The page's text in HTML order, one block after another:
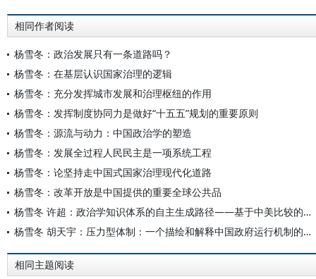
相同作者阅读
杨雪冬：政治发展只有一条道路吗？
杨雪冬：在基层认识国家治理的逻辑
杨雪冬：充分发挥城市发展和治理枢纽的作用
杨雪冬：发挥制度协同力是做好“十五五”规划的重要原则
杨雪冬：源流与动力：中国政治学的塑造
杨雪冬：发展全过程人民民主是一项系统工程
杨雪冬：论坚持走中国式国家治理现代化道路
杨雪冬：改革开放是中国提供的重要全球公共品
杨雪冬 许超：政治学知识体系的自主生成路径——基于中美比较的视角
杨雪冬 胡天宇：压力型体制：一个描绘和解释中国政府运行机制的概念
相同主题阅读